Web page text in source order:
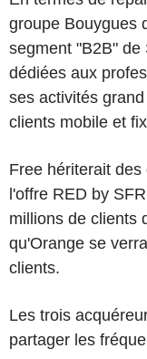
groupe Bouygues
segment "B2B" de
dédiées aux
ses activités
clients mobile et
Free hériterait
l'offre RED by
millions de clients
qu'Orange se
clients.
Les trois
partager les